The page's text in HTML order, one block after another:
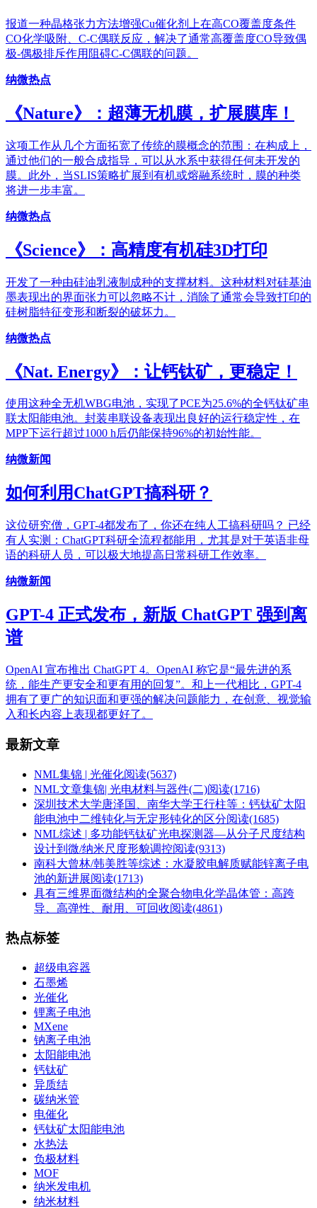
报道一种晶格张力方法增强Cu催化剂上在高CO覆盖度条件
CO化学吸附、C-C偶联反应，解决了通常高覆盖度CO导致偶
极-偶极排斥作用阻碍C-C偶联的问题。
纳微热点
《Nature》：超薄无机膜，扩展膜库！
这项工作从几个方面拓宽了传统的膜概念的范围：在构成上，
通过他们的一般合成指导，可以从水系中获得任何未开发的
膜。此外，当SLIS策略扩展到有机或熔融系统时，膜的种类
将进一步丰富。
纳微热点
《Science》：高精度有机硅3D打印
开发了一种由硅油乳液制成种的支撑材料。这种材料对硅基油
墨表现出的界面张力可以忽略不计，消除了通常会导致打印的
硅树脂特征变形和断裂的破坏力。
纳微热点
《Nat. Energy》：让钙钛矿，更稳定！
使用这种全无机WBG电池，实现了PCE为25.6%的全钙钛矿串
联太阳能电池。封装串联设备表现出良好的运行稳定性，在
MPP下运行超过1000 h后仍能保持96%的初始性能。
纳微新闻
如何利用ChatGPT搞科研？
这位研究僧，GPT-4都发布了，你还在纯人工搞科研吗？ 已经
有人实测：ChatGPT科研全流程都能用，尤其是对于英语非母
语的科研人员，可以极大地提高日常科研工作效率。
纳微新闻
GPT-4 正式发布，新版 ChatGPT 强到离
谱
OpenAI 宣布推出 ChatGPT 4。OpenAI 称它是“最先进的系
统，能生产更安全和更有用的回复”。和上一代相比，GPT-4
拥有了更广的知识面和更强的解决问题能力，在创意、视觉输
入和长内容上表现都更好了。
最新文章
NML集锦 | 光催化阅读(5637)
NML文章集锦| 光电材料与器件(二)阅读(1716)
深圳技术大学唐泽国、南华大学王行柱等：钙钛矿太阳
能电池中二维钝化与无定形钝化的区分阅读(1685)
NML综述 | 多功能钙钛矿光电探测器—从分子尺度结构
设计到微/纳米尺度形貌调控阅读(9313)
南科大曾林/韩美胜等综述：水凝胶电解质赋能锌离子电
池的新进展阅读(1713)
具有三维界面微结构的全聚合物电化学晶体管：高跨
导、高弹性、耐用、可回收阅读(4861)
热点标签
超级电容器
石墨烯
光催化
锂离子电池
MXene
钠离子电池
太阳能电池
钙钛矿
异质结
碳纳米管
电催化
钙钛矿太阳能电池
水热法
负极材料
MOF
纳米发电机
纳米材料